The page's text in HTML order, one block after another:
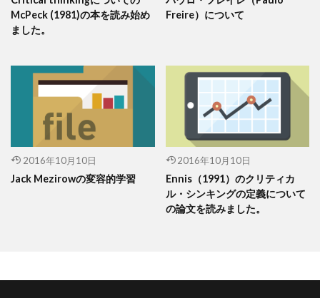
McPeck (1981)の本を読み始め
ました。
Freire）について
2016年10月10日
Jack Mezirowの変容的学習
2016年10月10日
Ennis（1991）のクリティカ
ル・シンキングの定義について
の論文を読みました。